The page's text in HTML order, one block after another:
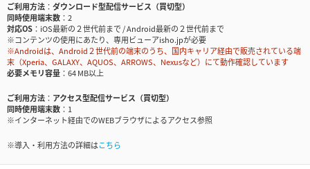
ご利用方法
ダウンロード型配信サービス（買切型）
同時使用端末数
2
対応OS
iOS最新の２世代前まで / Android最新の２世代前まで
※コンテンツの使用にあたり、専用ビューアisho.jpが必要
※Androidは、Android２世代前の端末のうち、国内キャリア経由で販売されている端
末（Xperia、GALAXY、AQUOS、ARROWS、Nexusなど）にて動作確認しています
必要メモリ容量
64 MB以上
ご利用方法
アクセス型配信サービス（買切型）
同時使用端末数
1
※インターネット経由でのWEBブラウザによるアクセス参照
※導入・利用方法の詳細はこちら